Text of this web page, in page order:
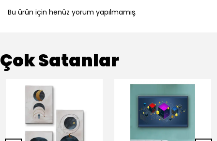
Bu ürün için henüz yorum yapılmamış.
Çok Satanlar